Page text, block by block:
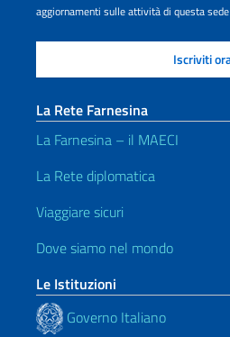
aggiornamenti sulle attività di questa sede
La Rete Farnesina
La Farnesina – il MAECI
La Rete diplomatica
Viaggiare sicuri
Dove siamo nel mondo
Le Istituzioni
Governo Italiano